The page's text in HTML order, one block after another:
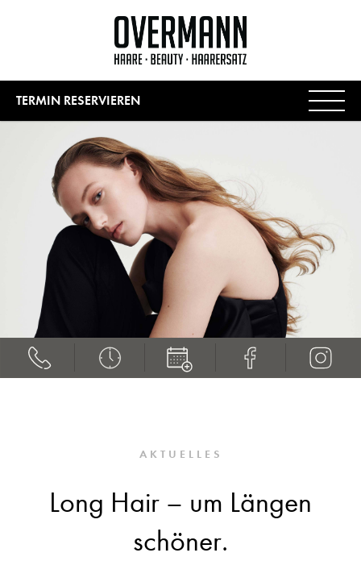
TERMIN RESERVIEREN
AKTUELLES
Long Hair – um Längen
schöner.